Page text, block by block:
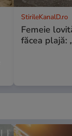
StirileKanalD.ro
Femeie
făcea plajă: